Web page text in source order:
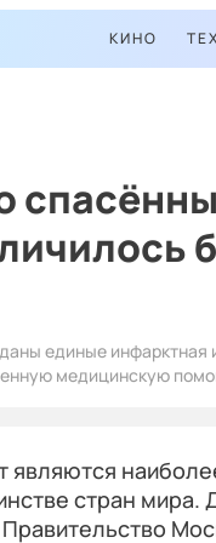
КИНО
единые инфарктная
медицинскую
являются
стран мира.